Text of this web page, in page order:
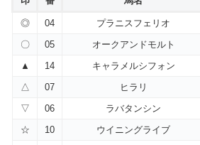
◎ 04 プラニスフェリオ
〇
05 オークアンドモルト
▲
14 キャラメルシフォン
△
07 ヒラリ
▽
06 ラバタンシン
☆
10 ウイニングライブ